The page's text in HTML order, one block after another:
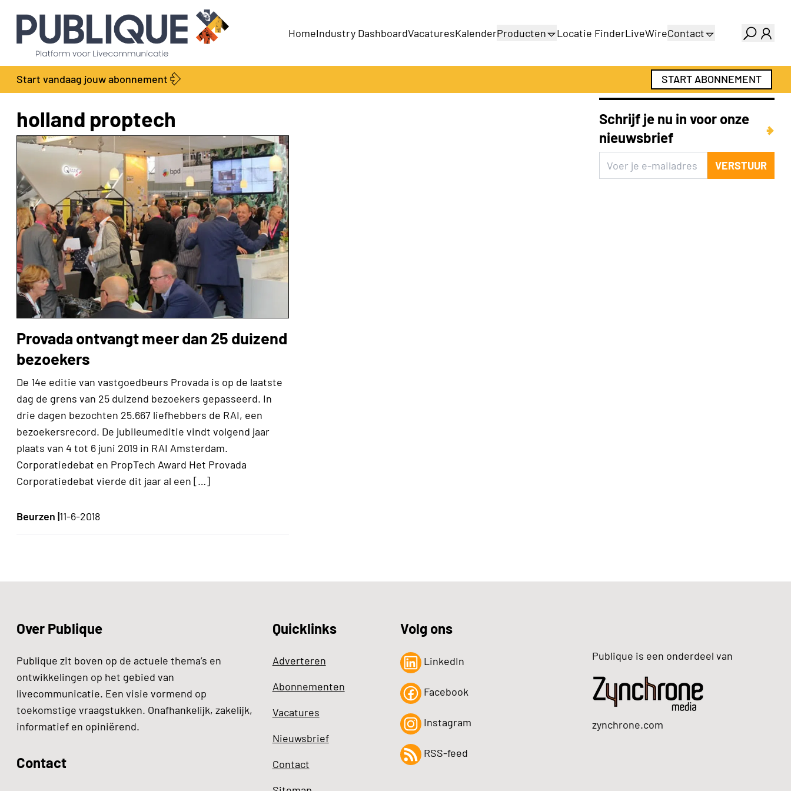
HomeIndustry DashboardVacaturesKalenderProducten
Productengids
Locatie FinderLiveWireContact
Adverteren
Abonnementen
Start vandaag jouw abonnement START ABONNEMENT
holland proptech
Provada ontvangt meer dan 25 duizend
bezoekers
De 14e editie van vastgoedbeurs Provada is op de laatste
dag de grens van 25 duizend bezoekers gepasseerd. In
drie dagen bezochten 25.667 liefhebbers de RAI, een
bezoekersrecord. De jubileumeditie vindt volgend jaar
plaats van 4 tot 6 juni 2019 in RAI Amsterdam.
Corporatiedebat en PropTech Award Het Provada
Corporatiedebat vierde dit jaar al een […]
Beurzen |11-6-2018
Schrijf je nu in voor onze
nieuwsbrief
VERSTUUR
Over Publique
Publique zit boven op de actuele thema’s en
ontwikkelingen op het gebied van
livecommunicatie. Een visie vormend op
toekomstige vraagstukken. Onafhankelijk, zakelijk,
informatief en opiniërend.
Contact
Quicklinks
Adverteren
Abonnementen
Vacatures
Nieuwsbrief
Contact
Volg ons
LinkedIn
Facebook
Instagram
RSS-feed
Publique is een onderdeel van
zynchrone.com